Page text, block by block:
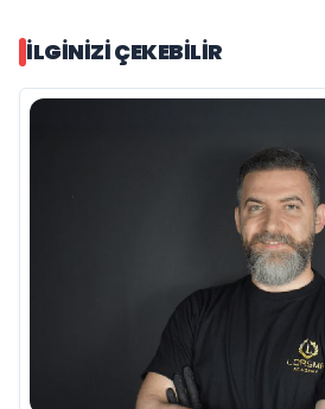
İLGINIZI ÇEKEBILIR